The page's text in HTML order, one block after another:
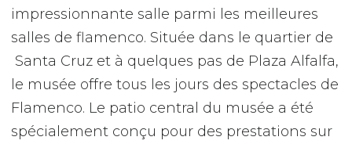
impressionnante salle parmi les meilleures
salles de flamenco. Située dans le quartier de
Santa Cruz et à quelques pas de Plaza Alfalfa,
le musée offre tous les jours des spectacles de
Flamenco. Le patio central du musée a été
spécialement conçu pour des prestations sur